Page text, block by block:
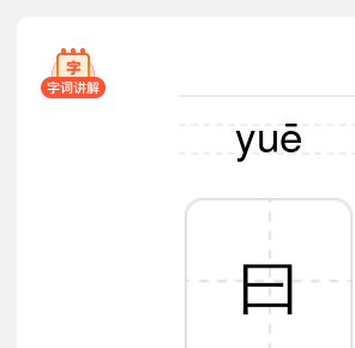
yuē
曰